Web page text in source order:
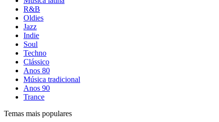
R&B
Oldies
Jazz
Indie
Soul
Techno
Clássico
Anos 80
Música tradicional
Anos 90
Trance
Temas mais populares